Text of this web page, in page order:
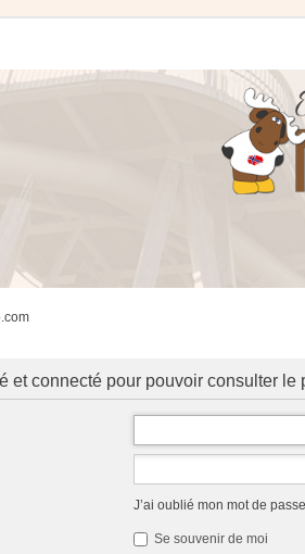
et connecté pour pouvoir consulter le
J’ai oublié mon mot de passe
Se souvenir de moi